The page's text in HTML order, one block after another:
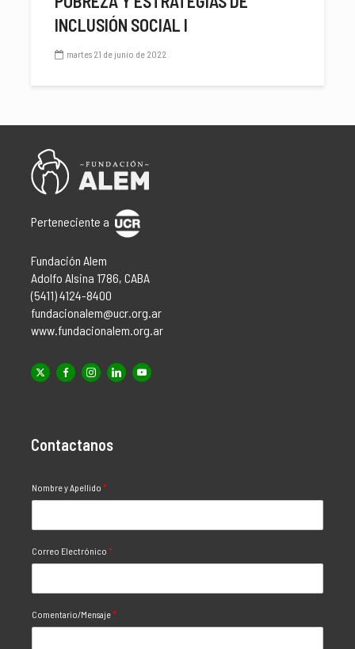
INCLUSIÓN SOCIAL I
martes 21 de junio de 2022
Perteneciente a
Fundación Alem
Adolfo Alsina 1786, CABA
(5411) 4124-8400
fundacionalem@ucr.org.ar
www.fundacionalem.org.ar
Contactanos
Nombre y Apellido *
Correo Electrónico *
Comentario/Mensaje*